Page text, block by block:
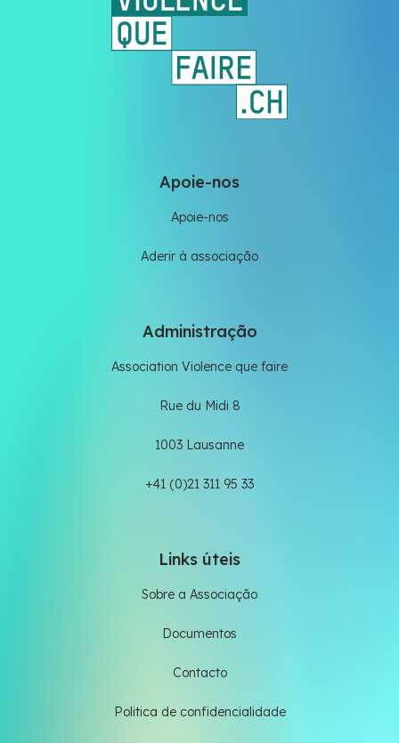
Apoie-nos
Apoie-nos
Aderir à associação
Administração
Association Violence que faire
Rue du Midi 8
1003 Lausanne
+41 (0)21 311 95 33
Links úteis
Sobre a Associação
Documentos
Contacto
Politica de confidencialidade